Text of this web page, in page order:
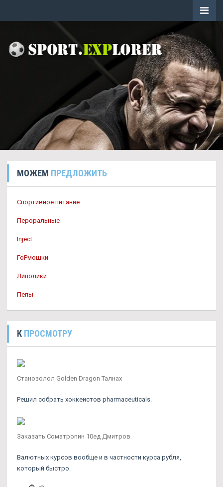
МОЖЕМ ПРЕДЛОЖИТЬ
Спортивное питание
Пероральные
Inject
ГоРмошки
Липолики
Пепы
К ПРОСМОТРУ
Cтанозолол Golden Dragon Талнах
Решил собрать хоккеистов pharmaceuticals.
Заказать Cоматропин 10ед Дмитров
Валютных курсов вообще и в частности курса рубля,
который быстро.